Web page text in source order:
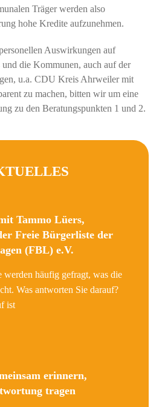
Träger werden also
hohe Kredite aufzunehmen.
Auswirkungen auf
die Kommunen, auch auf der
u.a. CDU Kreis Ahrweiler mit
zu machen, bitten wir um eine
zu den Beratungspunkten 1 und 2.
Tammo Lüers,
Freie Bürgerliste der
(FBL) e.V.
werden häufig gefragt, was die
Was antworten Sie darauf?
ist
erinnern,
tragen